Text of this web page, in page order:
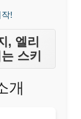
!
, 엘리
스키
개